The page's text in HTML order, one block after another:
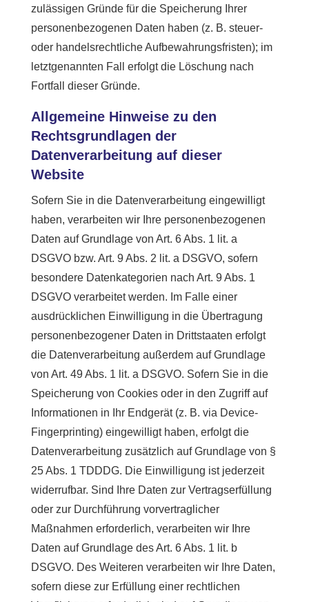
zulässigen Gründe für die Speicherung Ihrer
personenbezogenen Daten haben (z. B. steuer-
oder handelsrechtliche Aufbewahrungsfristen); im
letztgenannten Fall erfolgt die Löschung nach
Fortfall dieser Gründe.
Allgemeine Hinweise zu den
Rechtsgrundlagen der
Datenverarbeitung auf dieser
Website
Sofern Sie in die Datenverarbeitung eingewilligt
haben, verarbeiten wir Ihre personenbezogenen
Daten auf Grundlage von Art. 6 Abs. 1 lit. a
DSGVO bzw. Art. 9 Abs. 2 lit. a DSGVO, sofern
besondere Datenkategorien nach Art. 9 Abs. 1
DSGVO verarbeitet werden. Im Falle einer
ausdrücklichen Einwilligung in die Übertragung
personenbezogener Daten in Drittstaaten erfolgt
die Datenverarbeitung außerdem auf Grundlage
von Art. 49 Abs. 1 lit. a DSGVO. Sofern Sie in die
Speicherung von Cookies oder in den Zugriff auf
Informationen in Ihr Endgerät (z. B. via Device-
Fingerprinting) eingewilligt haben, erfolgt die
Datenverarbeitung zusätzlich auf Grundlage von §
25 Abs. 1 TDDDG. Die Einwilligung ist jederzeit
widerrufbar. Sind Ihre Daten zur Vertragserfüllung
oder zur Durchführung vorvertraglicher
Maßnahmen erforderlich, verarbeiten wir Ihre
Daten auf Grundlage des Art. 6 Abs. 1 lit. b
DSGVO. Des Weiteren verarbeiten wir Ihre Daten,
sofern diese zur Erfüllung einer rechtlichen